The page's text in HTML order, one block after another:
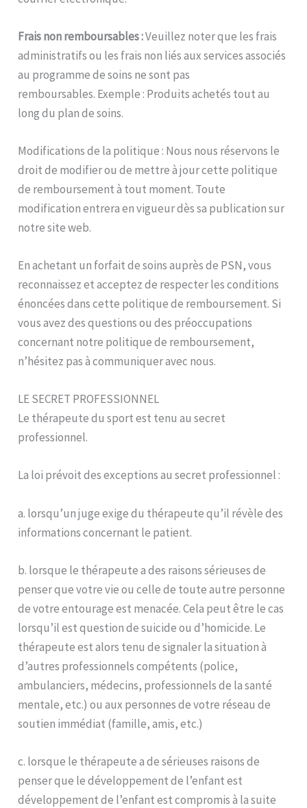
Frais non remboursables :Veuillez noter que les frais
administratifs ou les frais non liés aux services associés
au programme de soins ne sont pas
remboursables. Exemple : Produits achetés tout au
long du plan de soins.
Modifications de la politique : Nous nous réservons le
droit de modifier ou de mettre à jour cette politique
de remboursement à tout moment. Toute
modification entrera en vigueur dès sa publication sur
notre site web.
En achetant un forfait de soins auprès de PSN, vous
reconnaissez et acceptez de respecter les conditions
énoncées dans cette politique de remboursement. Si
vous avez des questions ou des préoccupations
concernant notre politique de remboursement,
n’hésitez pas à communiquer avec nous.
LE SECRET PROFESSIONNEL
Le thérapeute du sport est tenu au secret
professionnel.
La loi prévoit des exceptions au secret professionnel :
a. lorsqu’un juge exige du thérapeute qu’il révèle des
informations concernant le patient.
b. lorsque le thérapeute a des raisons sérieuses de
penser que votre vie ou celle de toute autre personne
de votre entourage est menacée. Cela peut être le cas
lorsqu’il est question de suicide ou d’homicide. Le
thérapeute est alors tenu de signaler la situation à
d’autres professionnels compétents (police,
ambulanciers, médecins, professionnels de la santé
mentale, etc.) ou aux personnes de votre réseau de
soutien immédiat (famille, amis, etc.)
c. lorsque le thérapeute a de sérieuses raisons de
penser que le développement de l’enfant est
développement de l’enfant est compromis à la suite